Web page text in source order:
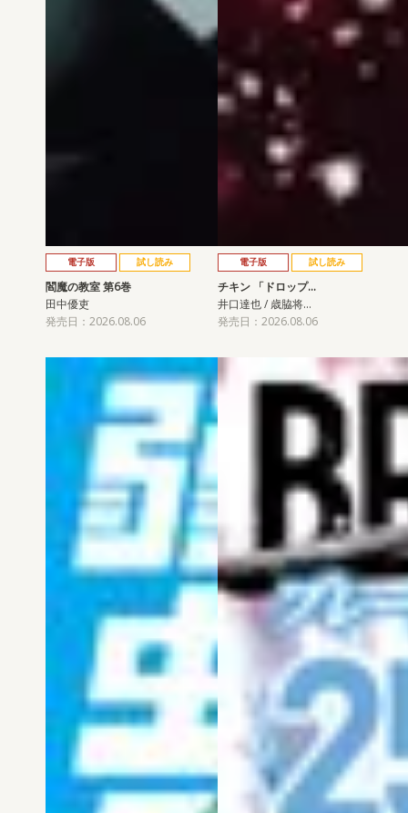
電子版 試し読み
閻魔の教室 第6巻
田中優吏
発売日：2026.08.06
電子版 試し読み
チキン 「ドロップ…
井口達也 / 歳脇将…
発売日：2026.08.06